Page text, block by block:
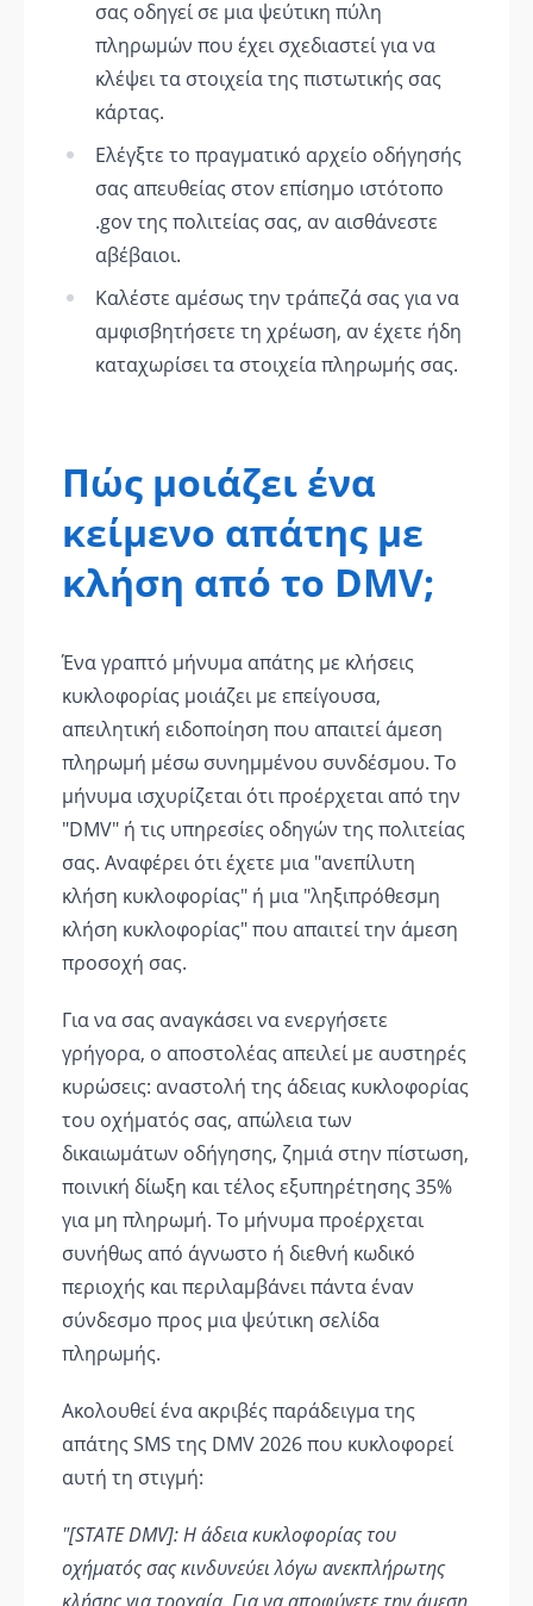
σας οδηγεί σε μια ψεύτικη πύλη
πληρωμών που έχει σχεδιαστεί για να
κλέψει τα στοιχεία της πιστωτικής σας
κάρτας.
Ελέγξτε το πραγματικό αρχείο οδήγησής
σας απευθείας στον επίσημο ιστότοπο
.gov της πολιτείας σας, αν αισθάνεστε
αβέβαιοι.
Καλέστε αμέσως την τράπεζά σας για να
αμφισβητήσετε τη χρέωση, αν έχετε ήδη
καταχωρίσει τα στοιχεία πληρωμής σας.
Πώς μοιάζει ένα
κείμενο απάτης με
κλήση από το DMV;
Ένα γραπτό μήνυμα απάτης με κλήσεις
κυκλοφορίας μοιάζει με επείγουσα,
απειλητική ειδοποίηση που απαιτεί άμεση
πληρωμή μέσω συνημμένου συνδέσμου. Το
μήνυμα ισχυρίζεται ότι προέρχεται από την
"DMV" ή τις υπηρεσίες οδηγών της πολιτείας
σας. Αναφέρει ότι έχετε μια "ανεπίλυτη
κλήση κυκλοφορίας" ή μια "ληξιπρόθεσμη
κλήση κυκλοφορίας" που απαιτεί την άμεση
προσοχή σας.
Για να σας αναγκάσει να ενεργήσετε
γρήγορα, ο αποστολέας απειλεί με αυστηρές
κυρώσεις: αναστολή της άδειας κυκλοφορίας
του οχήματός σας, απώλεια των
δικαιωμάτων οδήγησης, ζημιά στην πίστωση,
ποινική δίωξη και τέλος εξυπηρέτησης 35%
για μη πληρωμή. Το μήνυμα προέρχεται
συνήθως από άγνωστο ή διεθνή κωδικό
περιοχής και περιλαμβάνει πάντα έναν
σύνδεσμο προς μια ψεύτικη σελίδα
πληρωμής.
Ακολουθεί ένα ακριβές παράδειγμα της
απάτης SMS της DMV 2026 που κυκλοφορεί
αυτή τη στιγμή:
"[STATE DMV]: Η άδεια κυκλοφορίας του
οχήματός σας κινδυνεύει λόγω ανεκπλήρωτης